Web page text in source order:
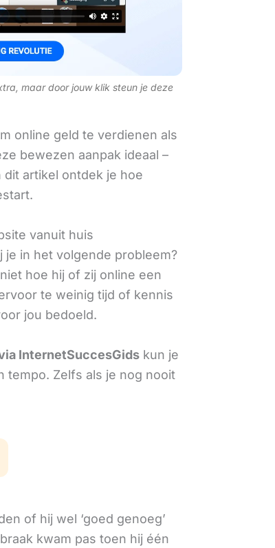
maar door jouw klik steun je deze
online geld te verdienen als
bewezen aanpak ideaal –
artikel ontdek je hoe
vanuit huis
je in het volgende probleem?
hoe hij of zij online een
te weinig tijd of kennis
jou bedoeld.
InternetSuccesGids kun je
tempo. Zelfs als je nog nooit
of hij wel ‘goed genoeg’
kwam pas toen hij één